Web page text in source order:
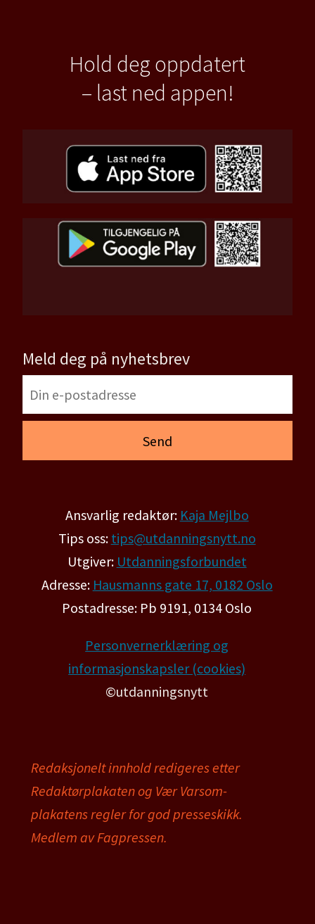
Hold deg oppdatert
– last ned appen!
Meld deg på nyhetsbrev
Ansvarlig redaktør: Kaja Mejlbo
Tips oss: tips@utdanningsnytt.no
Utgiver: Utdanningsforbundet
Adresse: Hausmanns gate 17, 0182 Oslo
Postadresse: Pb 9191, 0134 Oslo
Personvernerklæring og
informasjonskapsler (cookies)
©utdanningsnytt
Redaksjonelt innhold redigeres etter
Redaktørplakaten og Vær Varsom-
plakatens regler for god presseskikk.
Medlem av Fagpressen.